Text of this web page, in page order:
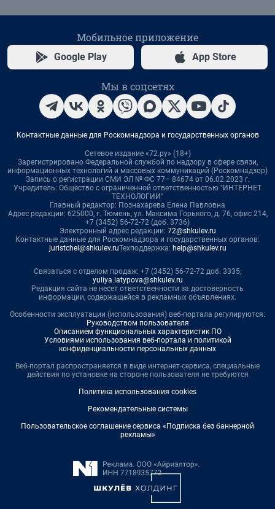
Мобильное приложение
Google Play App Store
Мы в соцсетях
Контактные данные для Роскомнадзора и государственных органов
Сетевое издание «72.ру» (18+)
Зарегистрировано Федеральной службой по надзору в сфере связи,
информационных технологий и массовых коммуникаций (Роскомнадзор)
Запись о регистрации СМИ ЭЛ № ФС 77– 84674 от 06.02.2023 г.
Учредитель: Общество с ограниченной ответственностью "ИНТЕРНЕТ
ТЕХНОЛОГИИ"
Главный редактор: Познахарева Елена Павловна
Адрес редакции: 625000, г. Тюмень, ул. Максима Горького, д. 76, офис 214,
+7 (3452) 56-72-72 (доб. 3736)
Электронный адрес редакции: 72@shkulev.ru
Контактные данные для Роскомнадзора и государственных органов:
juristchel@shkulev.ruТехподдержка: help@shkulev.ru
Связаться с отделом продаж: +7 (3452) 56-72-72 доб. 3335,
yuliya.latypova@shkulev.ru
Редакция сайта не несет ответственности за достоверность
информации, содержащейся в рекламных объявлениях.
Особенности эксплуатации (использования) веб-портала регулируются:
Руководством пользователя
Описанием функциональных характеристик ПО
Условиями использования веб-портала и политикой
конфиденциальности персональных данных
Веб-портал распространяется в виде интернет-сервиса, специальные
действия по установке на стороне пользователя не требуются
Политика использования cookies
Рекомендательные системы
Пользовательское соглашение сервиса «Подписка без баннерной
рекламы»